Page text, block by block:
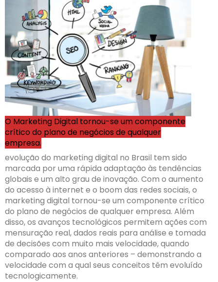
O Marketing Digital tornou-se um componente
crítico do plano de negócios de qualquer
empresa.
evolução do marketing digital no Brasil tem sido
marcada por uma rápida adaptação às tendências
globais e um alto grau de inovação. Com o aumento
do acesso à internet e o boom das redes sociais, o
marketing digital tornou-se um componente crítico
do plano de negócios de qualquer empresa. Além
disso, os avanços tecnológicos permitem ações com
mensuração real, dados reais para análise e tomada
de decisões com muito mais velocidade, quando
comparado aos anos anteriores – demonstrando a
velocidade com a qual seus conceitos têm evoluído
tecnologicamente.